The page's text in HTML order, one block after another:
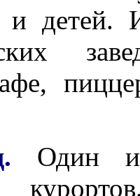
и детей.
Один из